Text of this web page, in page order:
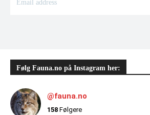
Følg Fauna.no på Instagram her:
@fauna.no
158 Følgere